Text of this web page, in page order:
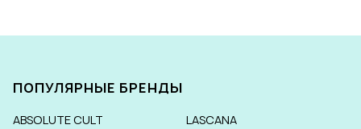
ПОПУЛЯРНЫЕ БРЕНДЫ
ABSOLUTE CULT
LASCANA